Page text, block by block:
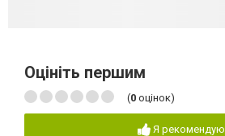
Оцініть першим
(0 оцінок)
Я рекомендую